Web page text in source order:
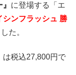
に登場する「エ
シンフラッシュ 勝
た。
は税込27,800円で